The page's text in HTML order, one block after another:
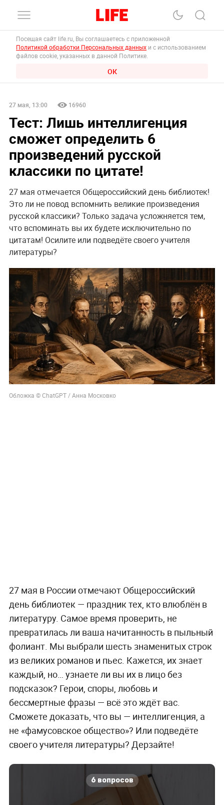
Посещая сайт life.ru, Вы соглашаетесь с приложенной
Политикой обработки Персональных данных и с использованием
файлов cookie, указанных в данной Политике.
ОК
27 мая, 13:00 16960
Тест: Лишь интеллигенция
сможет определить 6
произведений русской
классики по цитате!
27 мая отмечается Общероссийский день библиотек!
Это ли не повод вспомнить великие произведения
русской классики? Только задача усложняется тем,
что вспоминать вы их будете исключительно по
цитатам! Осилите или подведёте своего учителя
литературы?
Обложка © ChatGPT / Анна Московко
27 мая в России отмечают Общероссийский
день библиотек — праздник тех, кто влюблён в
литературу. Самое время проверить, не
превратилась ли ваша начитанность в пыльный
фолиант. Мы выбрали шесть знаменитых строк
из великих романов и пьес. Кажется, их знает
каждый, но… узнаете ли вы их в лицо без
подсказок? Герои, споры, любовь и
бессмертные фразы — всё это ждёт вас.
Сможете доказать, что вы — интеллигенция, а
не «фамусовское общество»? Или подведёте
своего учителя литературы? Дерзайте!